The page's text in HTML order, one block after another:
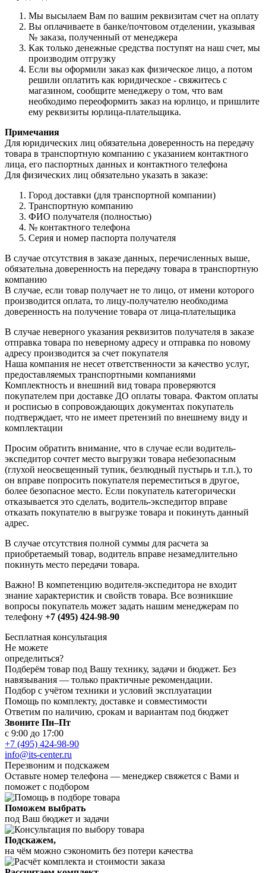
Мы высылаем Вам по вашим реквизитам счет на оплату
Вы оплачиваете в банке/почтовом отделении, указывая
№ заказа, полученный от менеджера
Как только денежные средства поступят на наш счет, мы
производим отгрузку
Если вы оформили заказ как физическое лицо, а потом
решили оплатить как юридическое - свяжитесь с
магазином, сообщите менеджеру о том, что вам
необходимо переоформить заказ на юрлицо, и пришлите
ему реквизиты юрлица-плательщика.
Примечания
Для юридических лиц обязательна доверенность на передачу
товара в транспортную компанию с указанием контактного
лица, его паспортных данных и контактного телефона
Для физических лиц обязательно указать в заказе:
Город доставки (для транспортной компании)
Транспортную компанию
ФИО получателя (полностью)
№ контактного телефона
Серия и номер паспорта получателя
В случае отсутствия в заказе данных, перечисленных выше,
обязательна доверенность на передачу товара в транспортную
компанию
В случае, если товар получает не то лицо, от имени которого
производится оплата, то лицу-получателю необходима
доверенность на получение товара от лица-плательщика
В случае неверного указания реквизитов получателя в заказе
отправка товара по неверному адресу и отправка по новому
адресу производится за счет покупателя
Наша компания не несет ответственности за качество услуг,
предоставляемых транспортными компаниями
Комплектность и внешний вид товара проверяются
покупателем при доставке ДО оплаты товара. Фактом оплаты
и росписью в сопровождающих документах покупатель
подтверждает, что не имеет претензий по внешнему виду и
комплектации
Просим обратить внимание, что в случае если водитель-
экспедитор сочтет место выгрузки товара небезопасным
(глухой неосвещенный тупик, безлюдный пустырь и т.п.), то
он вправе попросить покупателя переместиться в другое,
более безопасное место. Если покупатель категорически
отказывается это сделать, водитель-экспедитор вправе
отказать покупателю в выгрузке товара и покинуть данный
адрес.
В случае отсутствия полной суммы для расчета за
приобретаемый товар, водитель вправе незамедлительно
покинуть место передачи товара.
Важно! В компетенцию водителя-экспедитора не входит
знание характеристик и свойств товара. Все возникшие
вопросы покупатель может задать нашим менеджерам по
телефону +7 (495) 424-98-90
Бесплатная консультация
Не можете
определиться?
Подберём товар под Вашу технику, задачи и бюджет. Без
навязывания — только практичные рекомендации.
Подбор с учётом техники и условий эксплуатации
Помощь по комплекту, доставке и совместимости
Ответим по наличию, срокам и вариантам под бюджет
Звоните Пн–Пт
с 9:00 до 17:00
+7 (495) 424-98-90
info@its-center.ru
Перезвоним и подскажем
Оставьте номер телефона — менеджер свяжется с Вами и
поможет с подбором
Поможем выбрать
под Ваш бюджет и задачи
Подскажем,
на чём можно сэкономить без потери качества